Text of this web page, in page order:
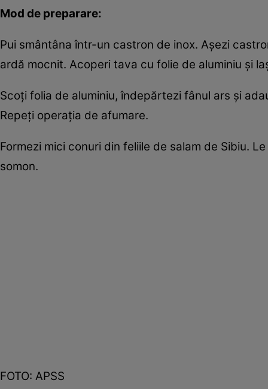
Mod de preparare:
Pui smântâna într-un castron de inox. Aşezi
ardă mocnit. Acoperi tava cu folie de aluminiu şi
Scoţi folia de aluminiu, îndepărtezi fânul ars şi
Repeţi operaţia de afumare.
Formezi mici conuri din feliile de salam de Sibiu.
somon.
FOTO: APSS